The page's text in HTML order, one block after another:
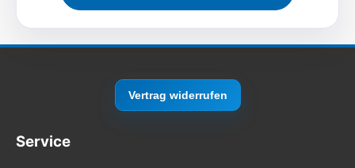
Vertrag widerrufen
Service